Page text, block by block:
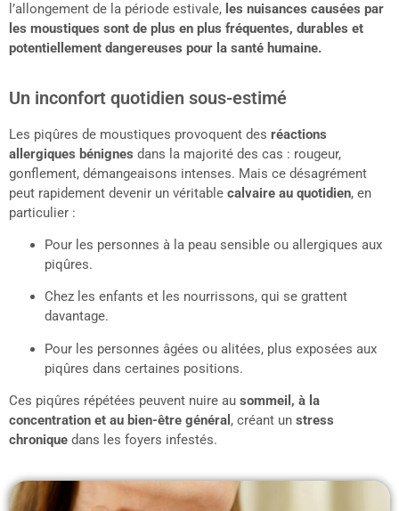
l’allongement de la période estivale, les nuisances causées par
les moustiques sont de plus en plus fréquentes, durables et
potentiellement dangereuses pour la santé humaine.
Un inconfort quotidien sous-estimé
Les piqûres de moustiques provoquent des réactions
allergiques bénignes dans la majorité des cas : rougeur,
gonflement, démangeaisons intenses. Mais ce désagrément
peut rapidement devenir un véritable calvaire au quotidien, en
particulier :
Pour les personnes à la peau sensible ou allergiques aux
piqûres.
Chez les enfants et les nourrissons, qui se grattent
davantage.
Pour les personnes âgées ou alitées, plus exposées aux
piqûres dans certaines positions.
Ces piqûres répétées peuvent nuire au sommeil, à la
concentration et au bien-être général , créant un stress
chronique dans les foyers infestés.